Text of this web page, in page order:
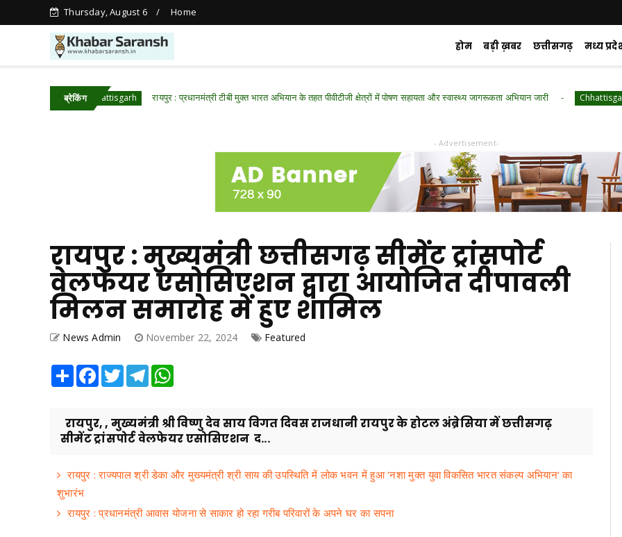
Thursday, August 6 Home
होम बड़ी ख़बर छत्तीसगढ़ मध्य
ब्रेकिंग
Chhattisgarh रायपुर : प्रधानमंत्री टीबी मुक्त भारत अभियान के तहत पीवीटीजी क्षेत्रों में पोषण सहायता और स्वास्थ्य जागरूकता अभियान जारी Chhattisgarh
- Advertisement-
रायपुर : मुख्यमंत्री छत्तीसगढ़ सीमेंट ट्रांसपोर्ट
वेलफेयर एसोसिएशन द्वारा आयोजित दीपावली
मिलन समारोह में हुए शामिल
News Admin November 22, 2024 Featured
Share Facebook
TwitterTelegram
रायपुर, , मुख्यमंत्री श्री विष्णु देव साय विगत दिवस राजधानी रायपुर के होटल अंब्रेसिया में छत्तीसगढ़
सीमेंट ट्रांसपोर्ट वेलफेयर एसोसिएशन द...
रायपुर : राज्यपाल श्री डेका और मुख्यमंत्री श्री साय की उपस्थिति में लोक भवन में हुआ ‘नशा मुक्त युवा विकसित भारत संकल्प अभियान‘ का
शुभारंभ
रायपुर : प्रधानमंत्री आवास योजना से साकार हो रहा गरीब परिवारों के अपने घर का सपना